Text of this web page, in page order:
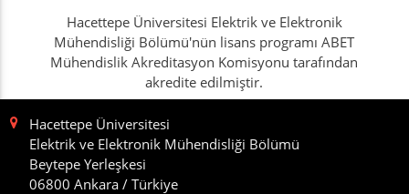
Hacettepe Üniversitesi Elektrik ve Elektronik
Mühendisliği Bölümü'nün lisans programı ABET
Mühendislik Akreditasyon Komisyonu tarafından
akredite edilmiştir.
Hacettepe Üniversitesi
Elektrik ve Elektronik Mühendisliği Bölümü
Beytepe Yerleşkesi
06800 Ankara / Türkiye